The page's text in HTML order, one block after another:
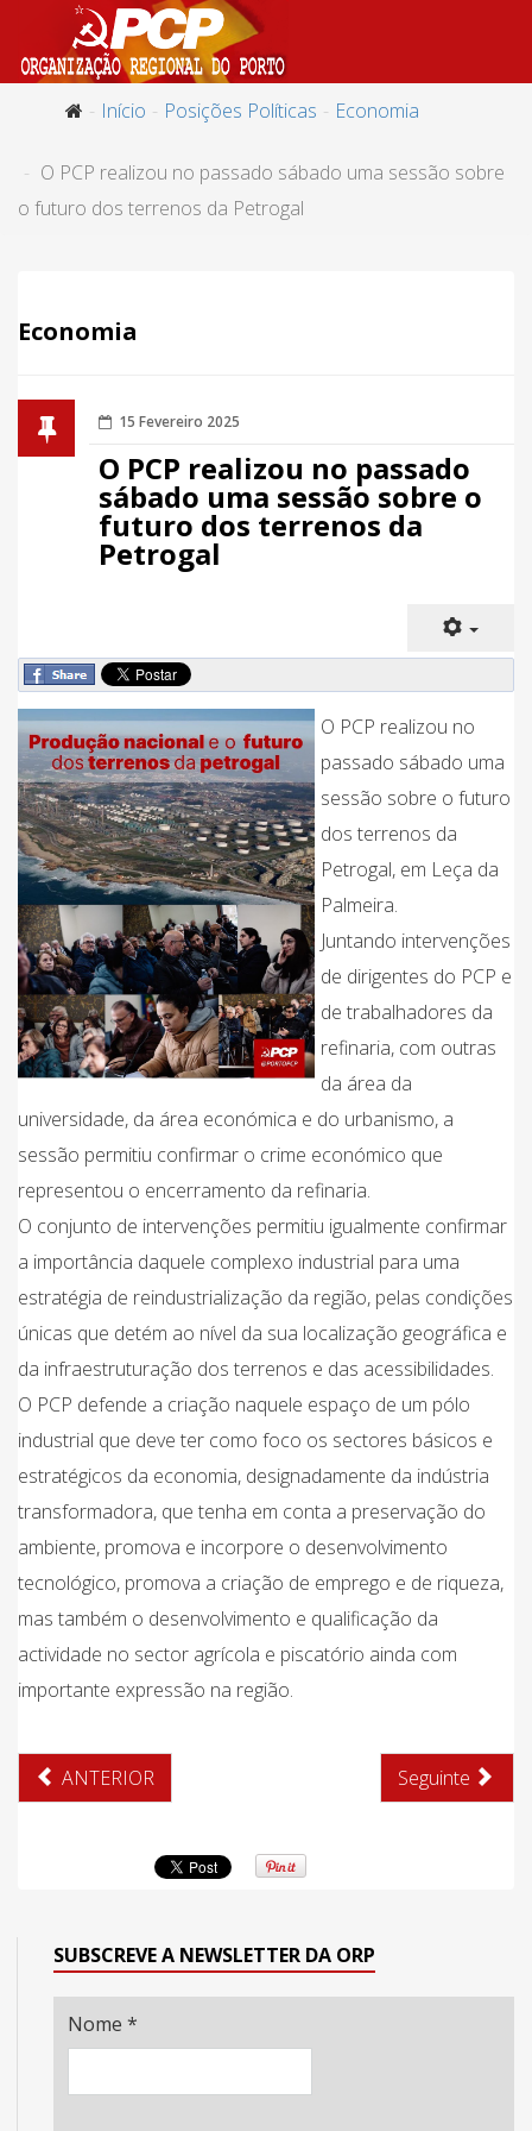
Início Posições Políticas Economia
O PCP realizou no passado sábado uma sessão sobre
o futuro dos terrenos da Petrogal
Economia
15 Fevereiro 2025
O PCP realizou no passado
sábado uma sessão sobre o
futuro dos terrenos da
Petrogal
O PCP realizou no
passado sábado uma
sessão sobre o futuro
dos terrenos da
Petrogal, em Leça da
Palmeira.
Juntando intervenções
de dirigentes do PCP e
de trabalhadores da
refinaria, com outras
da área da
universidade, da área económica e do urbanismo, a
sessão permitiu confirmar o crime económico que
representou o encerramento da refinaria.
O conjunto de intervenções permitiu igualmente confirmar
a importância daquele complexo industrial para uma
estratégia de reindustrialização da região, pelas condições
únicas que detém ao nível da sua localização geográfica e
da infraestruturação dos terrenos e das acessibilidades.
O PCP defende a criação naquele espaço de um pólo
industrial que deve ter como foco os sectores básicos e
estratégicos da economia, designadamente da indústria
transformadora, que tenha em conta a preservação do
ambiente, promova e incorpore o desenvolvimento
tecnológico, promova a criação de emprego e de riqueza,
mas também o desenvolvimento e qualificação da
actividade no sector agrícola e piscatório ainda com
importante expressão na região.
ANTERIOR Seguinte
SUBSCREVE A NEWSLETTER DA ORP
Nome *